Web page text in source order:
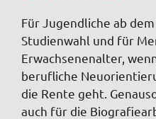
Für Jugendliche ab
Studienwahl und für
Erwachsenenalter,
berufliche
die Rente geht.
auch für die